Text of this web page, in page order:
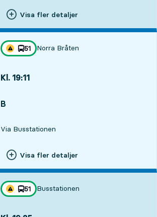
Visa fler detaljer
Trafikstörning på resan finns
linje
51
mot
Norra Bråten
,
Kl. 19:11
B
Via Busstationen
Visa fler detaljer
Trafikstörning på resan finns
linje
51
mot
Busstationen
,